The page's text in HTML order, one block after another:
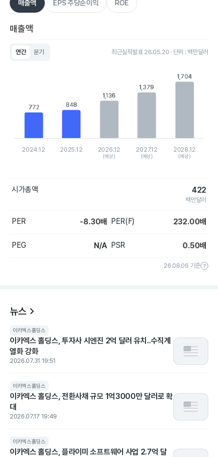
매출액 EPS 주당순이익 ROE
매출액
연간 분기 최근실적발표 26.05.20 · 단위 : 백만달러
The chart has 1 X axis displaying categories.
The chart has 1 Y axis displaying values. Data ranges from
772
772 848
848
1,136
1,136
1,379
1,379
1,704
1,704
2024.12 2025.12 2026.12
(예상)
2027.12
(예상)
2028.12
(예상)
시가총액 422
백만달러
PER -8.30배 PER(F) 232.00배
PEG N/A PSR 0.50배
26.08.06 기준
뉴스
이카엑스홀딩스
이카엑스 홀딩스, 투자사 시엔진 2억 달러 유치..수직계
열화 강화
2026.07.31 19:51
이카엑스홀딩스
이카엑스 홀딩스, 전환사채 규모 1억3000만 달러로 확
대
2026.07.17 19:49
이카엑스홀딩스
이카엑스 홀딩스, 플라이미 소프트웨어 사업 2.7억 달